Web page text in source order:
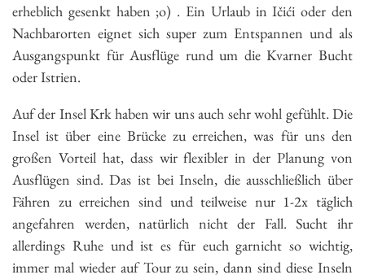
erheblich gesenkt haben ;o) . Ein Urlaub in Ičići oder den
Nachbarorten eignet sich super zum Entspannen und als
Ausgangspunkt für Ausflüge rund um die Kvarner Bucht
oder Istrien.
Auf der Insel Krk haben wir uns auch sehr wohl gefühlt. Die
Insel ist über eine Brücke zu erreichen, was für uns den
großen Vorteil hat, dass wir flexibler in der Planung von
Ausflügen sind. Das ist bei Inseln, die ausschließlich über
Fähren zu erreichen sind und teilweise nur 1-2x täglich
angefahren werden, natürlich nicht der Fall. Sucht ihr
allerdings Ruhe und ist es für euch garnicht so wichtig,
immer mal wieder auf Tour zu sein, dann sind diese Inseln